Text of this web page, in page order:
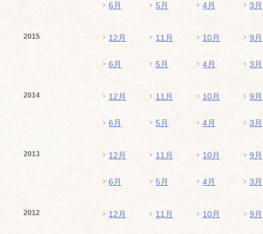
6月 5月 4月 3月
2015 12月 11月 10月 9月
6月 5月 4月 3月
2014 12月 11月 10月 9月
6月 5月 4月 3月
2013 12月 11月 10月 9月
6月 5月 4月 3月
2012 12月 11月 10月 9月